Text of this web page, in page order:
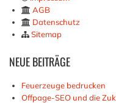
AGB
Datenschutz
Sitemap
NEUEBEITRÄGE
Feuerzeuge bedrucken
Offpage-SEO und die